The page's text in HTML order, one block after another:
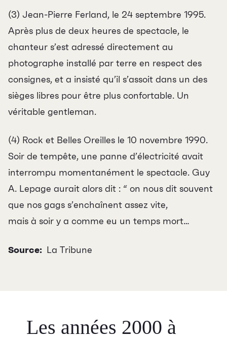
(3) Jean-Pierre Ferland, le 24 septembre 1995.
Après plus de deux heures de spectacle, le
chanteur s’est adressé directement au
photographe installé par terre en respect des
consignes, et a insisté qu’il s’assoit dans un des
sièges libres pour être plus confortable. Un
véritable gentleman.
(4) Rock et Belles Oreilles le 10 novembre 1990.
Soir de tempête, une panne d’électricité avait
interrompu momentanément le spectacle. Guy
A. Lepage aurait alors dit : “ on nous dit souvent
que nos gags s’enchaînent assez vite,
mais à soir y a comme eu un temps mort…
Source: La Tribune
Les années 2000 à